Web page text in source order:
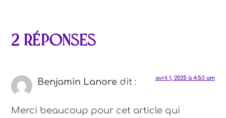
2 réponses
Benjamin Lanore dit : avril 1, 2025 à 4:53 am
Merci beaucoup pour cet article qui